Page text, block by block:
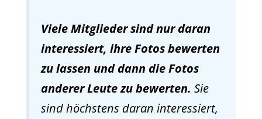
Viele Mitglieder sind nur daran
interessiert, ihre Fotos bewerten
zu lassen und dann die Fotos
anderer Leute zu bewerten. Sie
sind höchstens daran interessiert,